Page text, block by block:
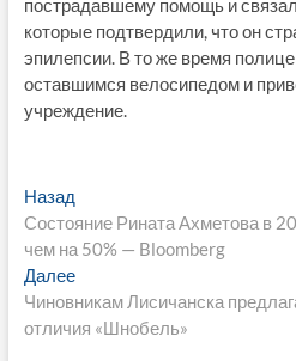
пострадавшему помощь и
которые подтвердили, что он
эпилепсии. В то же время
оставшимся велосипедом и
учреждение.
Навигация
по
записям
НазадПредыдущая
запись:
Состояние Рината Ахметова в
чем на 50% — Bloomberg
ДалееСледующая
запись:
Чиновникам Лисичанска
отличия «Шнобель»